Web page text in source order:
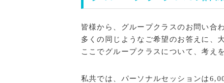
皆様から、グループクラスのお問い合
多くの同じようなご希望のお答えに、
ここでグループクラスについて、考え
私共では、パーソナルセッションは